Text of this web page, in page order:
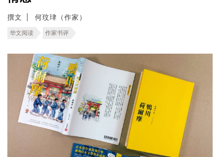
撰文 何玟珒（作家）
华文阅读 作家书评